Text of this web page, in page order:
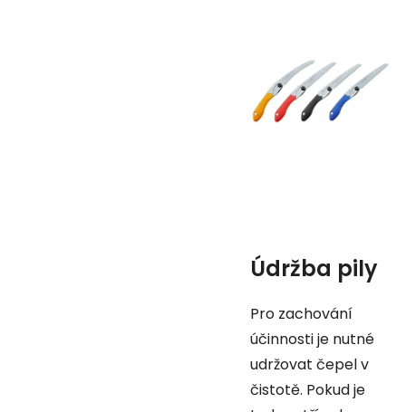
Údržba pily
Pro zachování
účinnosti je nutné
udržovat čepel v
čistotě. Pokud je